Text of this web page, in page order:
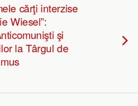
cărţi interzise
Wiesel”:
şi
la Târgul de